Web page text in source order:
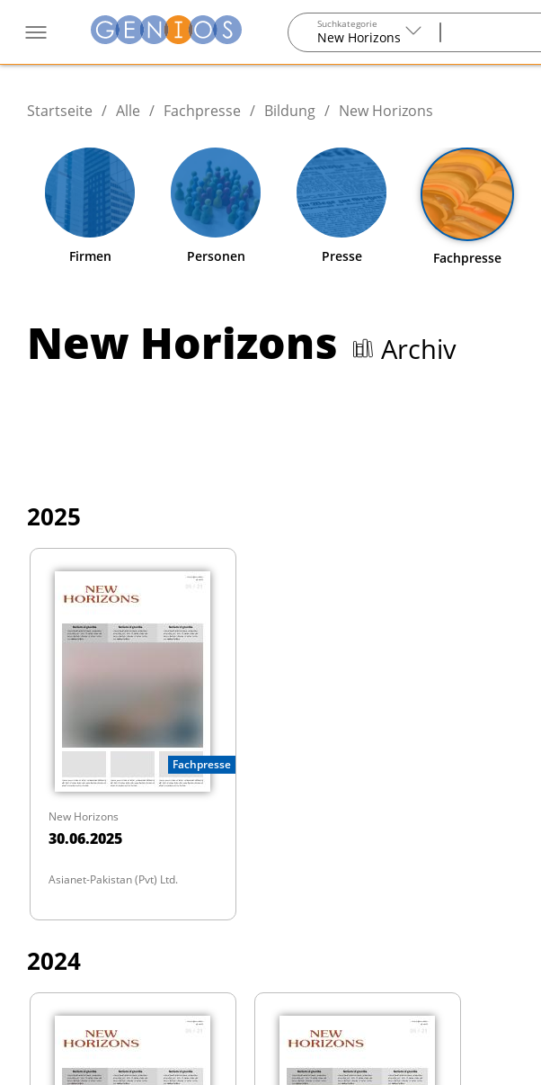
Suchkategorie
New Horizons
text
Startseite / Alle / Fachpresse / Bildung / New Horizons
Firmen Personen Presse Fachpresse
New Horizons Archiv
2025
Fachpresse
New Horizons
30.06.2025
Asianet-Pakistan (Pvt) Ltd.
2024